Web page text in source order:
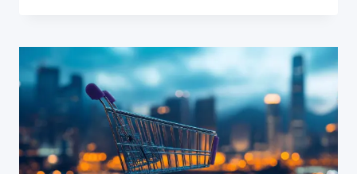
家
必
2024
奧
運
籃
球